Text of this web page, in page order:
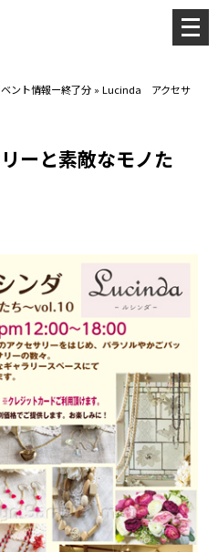
ント情報ー終了分 »Lucinda アクセサ
ーと素敵なモノた
メ
ニ
ー